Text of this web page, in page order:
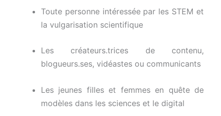
Toute personne intéressée par les STEM et
la vulgarisation scientifique
Les créateurs.trices de contenu,
blogueurs.ses, vidéastes ou communicants
Les jeunes filles et femmes en quête de
modèles dans les sciences et le digital